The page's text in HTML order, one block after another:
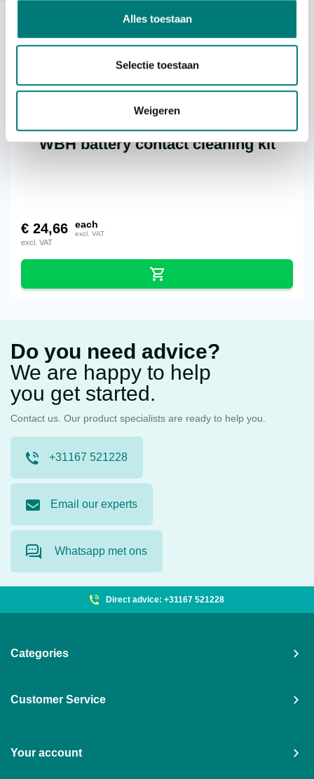
Alles toestaan
Selectie toestaan
Weigeren
WBH battery contact cleaning kit
€ 24,66 each
excl. VAT
excl. VAT
Do you need advice?
We are happy to help
you get started.
Contact us. Our product specialists are ready to help you.
+31167 521228
Email our experts
Whatsapp met ons
Direct advice: +31167 521228
Categories
Customer Service
Your account